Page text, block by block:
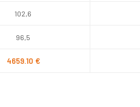
102,6
96,5
4659.10 €